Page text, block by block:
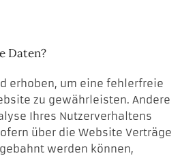
Daten?
erhoben, um eine fehlerfreie
zu gewährleisten. Andere
Ihres Nutzerverhaltens
über die Website Verträge
werden können,